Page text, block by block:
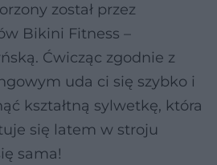
został przez
Bikini Fitness –
Ćwicząc zgodnie z
uda ci się szybko i
kształtną sylwetkę, która
się latem w stroju
sama!